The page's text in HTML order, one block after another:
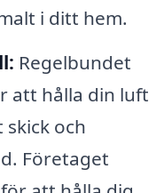
i ditt hem.
Regelbundet
att hålla din luft
och
Företaget